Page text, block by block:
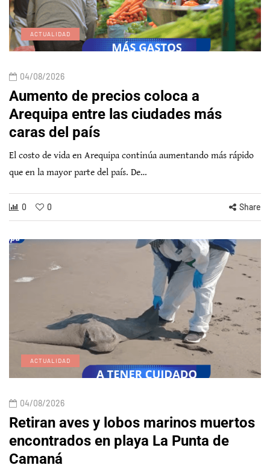
ACTUALIDAD
04/08/2026
Aumento de precios coloca a
Arequipa entre las ciudades más
caras del país
El costo de vida en Arequipa continúa aumentando más rápido
que en la mayor parte del país. De…
0 0 Share
ACTUALIDAD
04/08/2026
Retiran aves y lobos marinos muertos
encontrados en playa La Punta de
Camaná